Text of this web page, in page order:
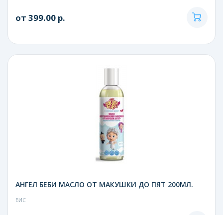
от 399.00 р.
АНГЕЛ БЕБИ МАСЛО ОТ МАКУШКИ ДО ПЯТ 200МЛ.
ВИС